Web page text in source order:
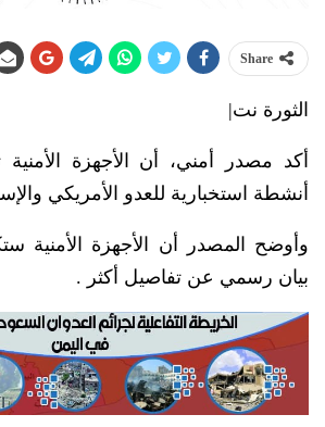
Share
الثورة نت|
أكد مصدر أمني، أن الأجهزة
أنشطة استخبارية للعدو الأمريكي
وأوضح المصدر أن الأجهزة
بيان رسمي عن تفاصيل أكثر .